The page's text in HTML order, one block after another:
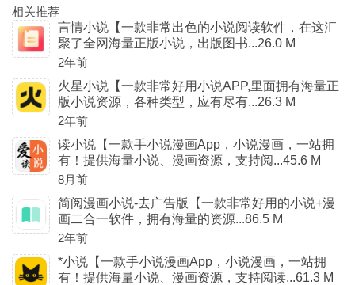
相关推荐
言情小说【一款非常出色的小说阅读软件，在这汇
聚了全网海量正版小说，出版图书...26.0 M
2年前
火星小说【一款非常好用小说APP,里面拥有海量正
版小说资源，各种类型，应有尽有...26.3 M
2年前
读小说【一款手小说漫画App，小说漫画，一站拥
有！提供海量小说、漫画资源，支持阅...45.6 M
8月前
简阅漫画小说-去广告版【一款非常好用的小说+漫
画二合一软件，拥有海量的资源...86.5 M
2年前
*小说【一款手小说漫画App，小说漫画，一站拥
有！提供海量小说、漫画资源，支持阅读...61.3 M